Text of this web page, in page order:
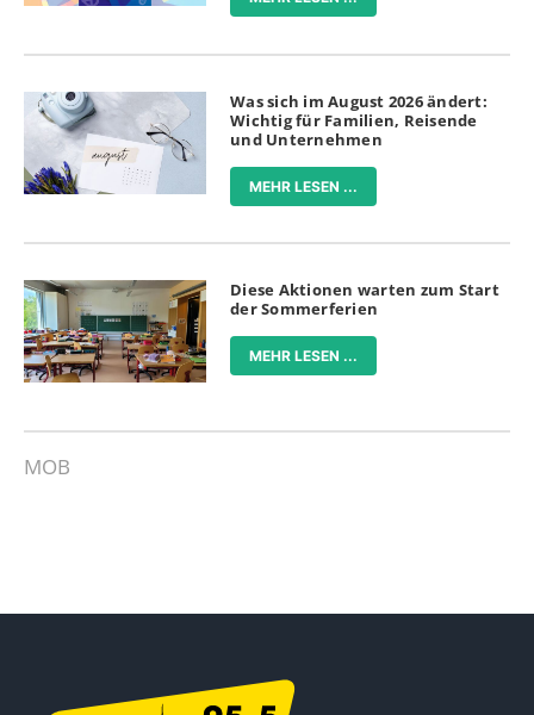
Was sich im August 2026 ändert:
Wichtig für Familien, Reisende
und Unternehmen
MEHR LESEN ...
Diese Aktionen warten zum Start
der Sommerferien
MEHR LESEN ...
MOB